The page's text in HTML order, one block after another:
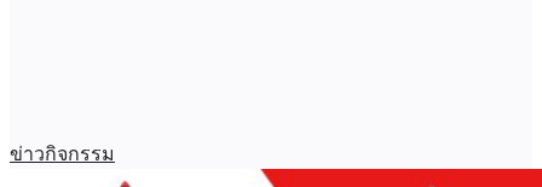
ข่าวกิจกรรม